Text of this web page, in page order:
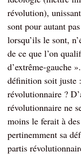
révolution),
sont pour autant
lorsqu’ils le sont,
de ce que l’on
d’extrême-gauche
définition soit juste
révolutionnaire ?
révolutionnaire ne
moins le ferait à
pertinemment sa
partis